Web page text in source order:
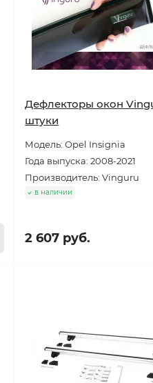
Дефлекторы окон
штуки
Модель: Opel Insignia
Года выпуска: 2008-2021
Производитель: Vinguru
в наличии
2 607 руб.